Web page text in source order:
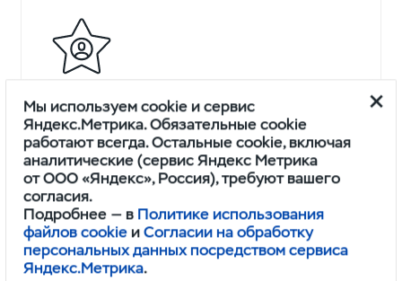
Индивидуальный подход
Гибкие торговые условия с учетом
специфики вашего бизнеса
Мы используем cookie и сервис
Яндекс.Метрика. Обязательные cookie
работают всегда. Остальные cookie, включая
аналитические (сервис Яндекс Метрика
от ООО «Яндекс», Россия), требуют вашего
согласия.
Подробнее — в Политике использования
файлов cookie иСогласии на обработку
персональных данных посредством сервиса
Яндекс.Метрика.